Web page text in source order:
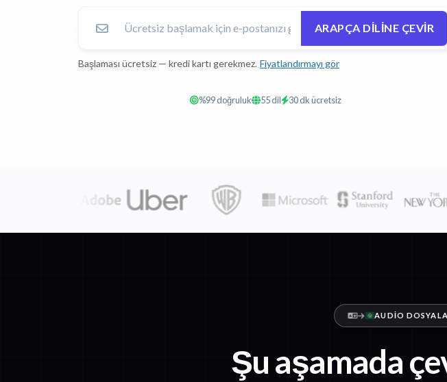
ARAPÇA DILINE ÇEVIR
Başlaması ücretsiz — kredi kartı gerekmez. Fiyatlandırmayı gör
%99 doğruluk 55 dil 30 dk ücretsiz
AUDIO
Şu aşamada